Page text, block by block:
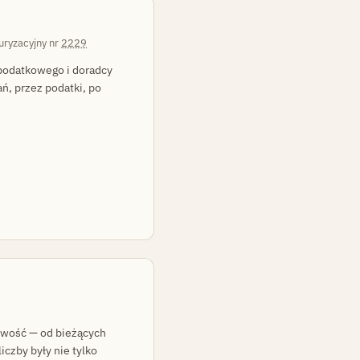
nr 2229
i doradcy
przez podatki, po
— od bieżących
były nie tylko